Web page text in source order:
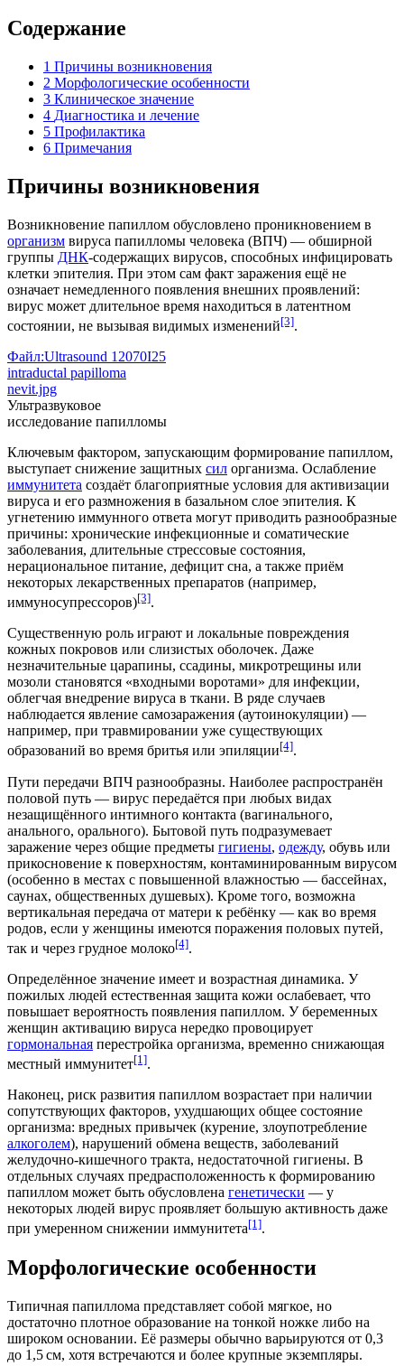
Содержание
1 Причины возникновения
2 Морфологические особенности
3 Клиническое значение
4 Диагностика и лечение
5 Профилактика
6 Примечания
Причины возникновения
Возникновение папиллом обусловлено проникновением в
организм вируса папилломы человека (ВПЧ) — обширной
группы ДНК‑содержащих вирусов, способных инфицировать
клетки эпителия. При этом сам факт заражения ещё не
означает немедленного появления внешних проявлений:
вирус может длительное время находиться в латентном
состоянии, не вызывая видимых изменений[3].
Файл:Ultrasound 12070I25
intraductal papilloma
nevit.jpg
Ультразвуковое
исследование папилломы
Ключевым фактором, запускающим формирование папиллом,
выступает снижение защитных сил организма. Ослабление
иммунитета создаёт благоприятные условия для активизации
вируса и его размножения в базальном слое эпителия. К
угнетению иммунного ответа могут приводить разнообразные
причины: хронические инфекционные и соматические
заболевания, длительные стрессовые состояния,
нерациональное питание, дефицит сна, а также приём
некоторых лекарственных препаратов (например,
иммуносупрессоров)[3].
Существенную роль играют и локальные повреждения
кожных покровов или слизистых оболочек. Даже
незначительные царапины, ссадины, микротрещины или
мозоли становятся «входными воротами» для инфекции,
облегчая внедрение вируса в ткани. В ряде случаев
наблюдается явление самозаражения (аутоинокуляции) —
например, при травмировании уже существующих
образований во время бритья или эпиляции[4].
Пути передачи ВПЧ разнообразны. Наиболее распространён
половой путь — вирус передаётся при любых видах
незащищённого интимного контакта (вагинального,
анального, орального). Бытовой путь подразумевает
заражение через общие предметы гигиены, одежду, обувь или
прикосновение к поверхностям, контаминированным вирусом
(особенно в местах с повышенной влажностью — бассейнах,
саунах, общественных душевых). Кроме того, возможна
вертикальная передача от матери к ребёнку — как во время
родов, если у женщины имеются поражения половых путей,
так и через грудное молоко[4].
Определённое значение имеет и возрастная динамика. У
пожилых людей естественная защита кожи ослабевает, что
повышает вероятность появления папиллом. У беременных
женщин активацию вируса нередко провоцирует
гормональная перестройка организма, временно снижающая
местный иммунитет[1].
Наконец, риск развития папиллом возрастает при наличии
сопутствующих факторов, ухудшающих общее состояние
организма: вредных привычек (курение, злоупотребление
алкоголем), нарушений обмена веществ, заболеваний
желудочно‑кишечного тракта, недостаточной гигиены. В
отдельных случаях предрасположенность к формированию
папиллом может быть обусловлена генетически — у
некоторых людей вирус проявляет большую активность даже
при умеренном снижении иммунитета[1].
Морфологические особенности
Типичная папиллома представляет собой мягкое, но
достаточно плотное образование на тонкой ножке либо на
широком основании. Её размеры обычно варьируются от 0,3
до 1,5 см, хотя встречаются и более крупные экземпляры.